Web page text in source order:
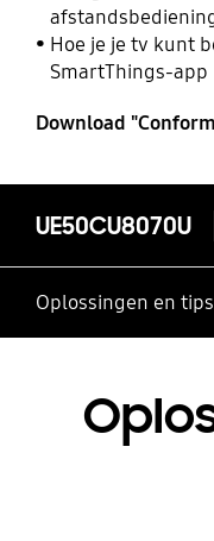
Hoe je je tv kunt
SmartThings-app
Download
UE50CU8070U
Oplossingen en tips